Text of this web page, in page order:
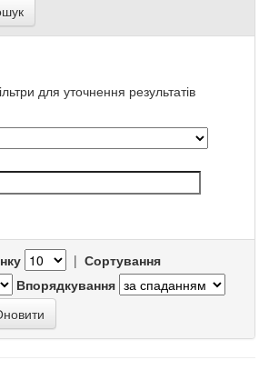
для уточнення результатів
| Сортування
Впорядкування